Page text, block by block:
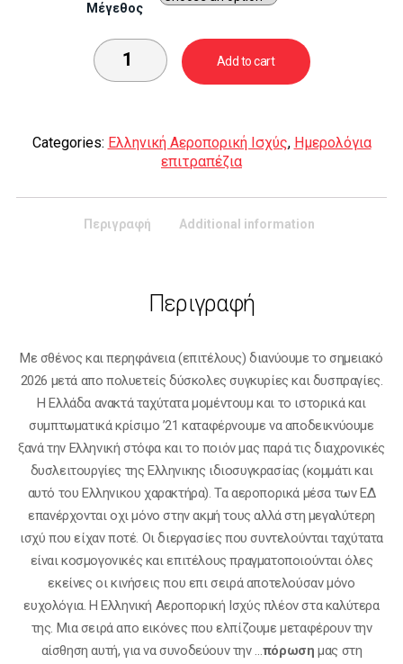
Μέγεθος
Add to cart
Categories: Ελληνική Αεροπορική Ισχύς, Ημερολόγια
επιτραπέζια
Περιγραφή Additional information
Περιγραφή
Με σθένος και περηφάνεια (επιτέλους) διανύουμε το σημειακό
2026 μετά απο πολυετείς δύσκολες συγκυρίες και δυσπραγίες.
Η Ελλάδα ανακτά ταχύτατα μομέντουμ και το ιστορικά και
συμπτωματικά κρίσιμο ’21 καταφέρνουμε να αποδεικνύουμε
ξανά την Ελληνική στόφα και το ποιόν μας παρά τις διαχρονικές
δυσλειτουργίες της Ελληνικης ιδιοσυγκρασίας (κομμάτι και
αυτό του Ελληνικου χαρακτήρα). Τα αεροπορικά μέσα των ΕΔ
επανέρχονται οχι μόνο στην ακμή τους αλλά στη μεγαλύτερη
ισχύ που είχαν ποτέ. Οι διεργασίες που συντελούνται ταχύτατα
είναι κοσμογονικές και επιτέλους πραγματοποιούνται όλες
εκείνες οι κινήσεις που επι σειρά αποτελούσαν μόνο
ευχολόγια. Η Ελληνική Αεροπορική Ισχύς πλέον στα καλύτερα
της. Μια σειρά απο εικόνες που ελπίζουμε μεταφέρουν την
αίσθηση αυτή, για να συνοδεύουν την …πόρωση μας στη